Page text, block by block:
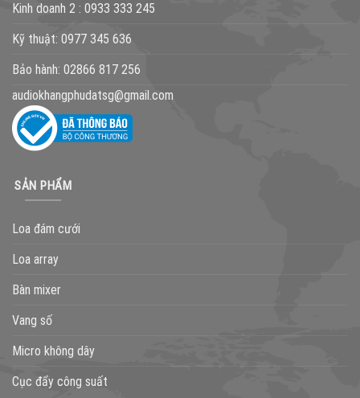
Kinh doanh 2 : 0933 333 245
Kỹ thuật: 0977 345 636
Bảo hành: 02866 817 256
audiokhangphudatsg@gmail.com
SẢN PHẨM
Loa đám cưới
Loa array
Bàn mixer
Vang số
Micro không dây
Cục đẩy công suất